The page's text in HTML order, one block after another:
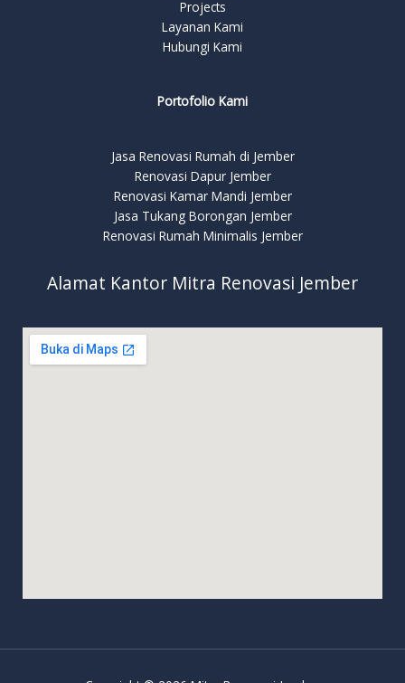
Projects
Layanan Kami
Hubungi Kami
Portofolio Kami
Jasa Renovasi Rumah di Jember
Renovasi Dapur Jember
Renovasi Kamar Mandi Jember
Jasa Tukang Borongan Jember
Renovasi Rumah Minimalis Jember
Alamat Kantor Mitra Renovasi Jember